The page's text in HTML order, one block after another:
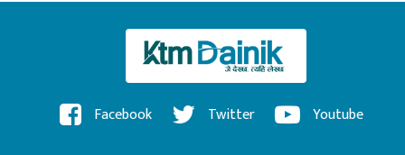
Facebook Twitter Youtube